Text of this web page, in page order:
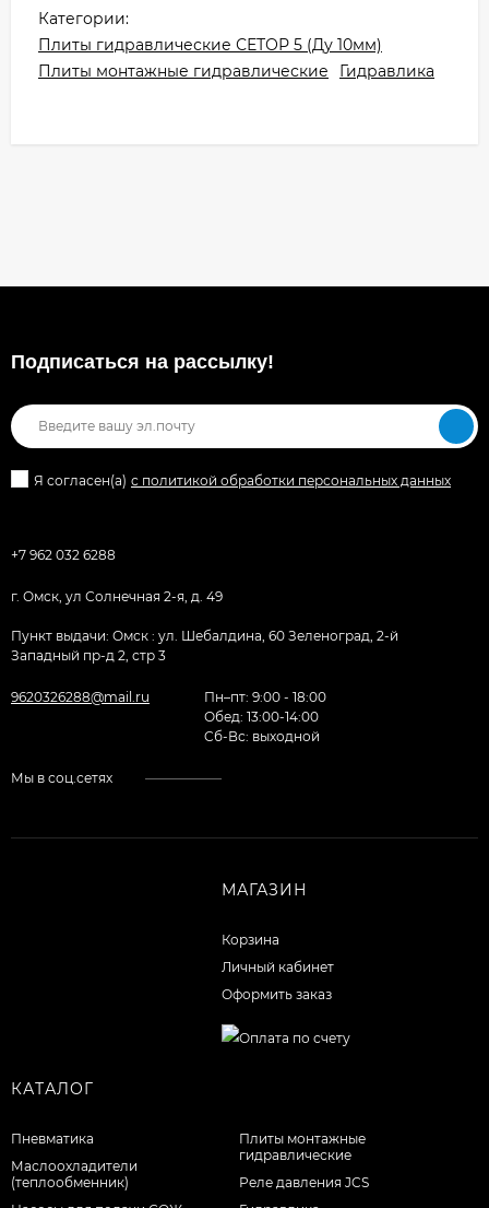
Категории:
Плиты гидравлические СЕТОР 5 (Ду 10мм)
Плиты монтажные гидравлические
Гидравлика
Подписаться на рассылкy!
Я согласен(a) с политикой обработки персональных данных
+7 962 032 6288
г. Омск, ул Солнечная 2-я, д. 49
Пункт выдачи: Омск : ул. Шебалдина, 60 Зеленоград, 2-й
Западный пр-д 2, стр 3
9620326288@mail.ru
Пн–пт: 9:00 - 18:00
Обед: 13:00-14:00
Cб-Вс: выходной
Мы в соц.сетях
МАГАЗИН
Корзина
Личный кабинет
Оформить заказ
КАТАЛОГ
Пневматика
Маслоохладители
(теплообменник)
Плиты монтажные
гидравлические
Реле давления JCS